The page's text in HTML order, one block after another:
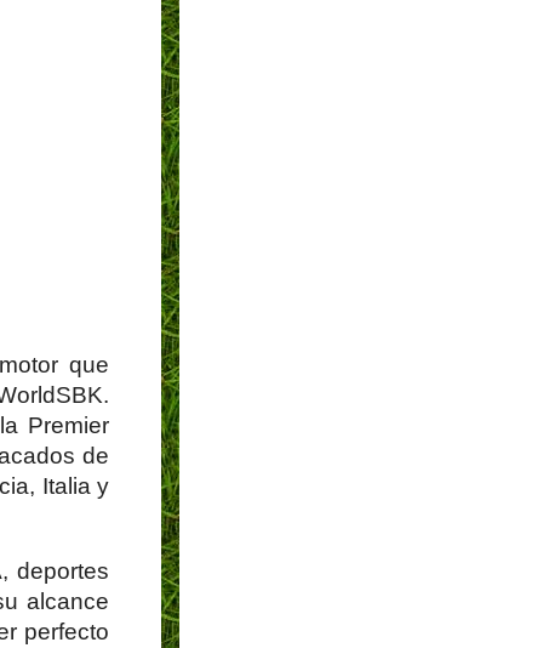
que
Premier
de
Italia y
deportes
alcance
perfecto